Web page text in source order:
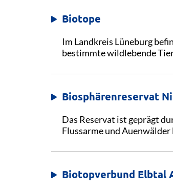
Biotope
Im Landkreis Lüneburg
bestimmte wildlebende
Biosphärenreservat
Das Reservat ist geprägt
Flussarme und
Biotopverbund Elbtal